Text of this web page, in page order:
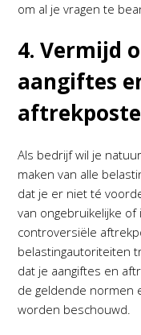
om al je vragen te
4. Vermijd
aangiftes
Als bedrijf wil je
maken van alle
dat je er niet té
van ongebruikelijke
controversiële
belastingautoriteiten
dat je aangiftes en
de geldende normen
worden beschouwd.